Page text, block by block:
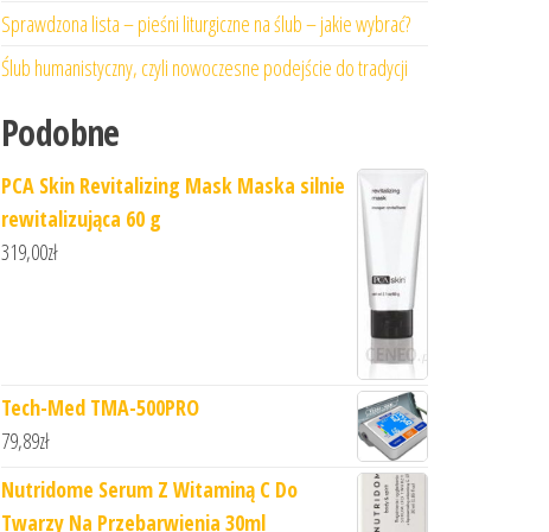
Sprawdzona lista – pieśni liturgiczne na ślub – jakie wybrać?
Ślub humanistyczny, czyli nowoczesne podejście do tradycji
Podobne
PCA Skin Revitalizing Mask Maska silnie
rewitalizująca 60 g
319,00zł
Tech-Med TMA-500PRO
79,89zł
Nutridome Serum Z Witaminą C Do
Twarzy Na Przebarwienia 30ml